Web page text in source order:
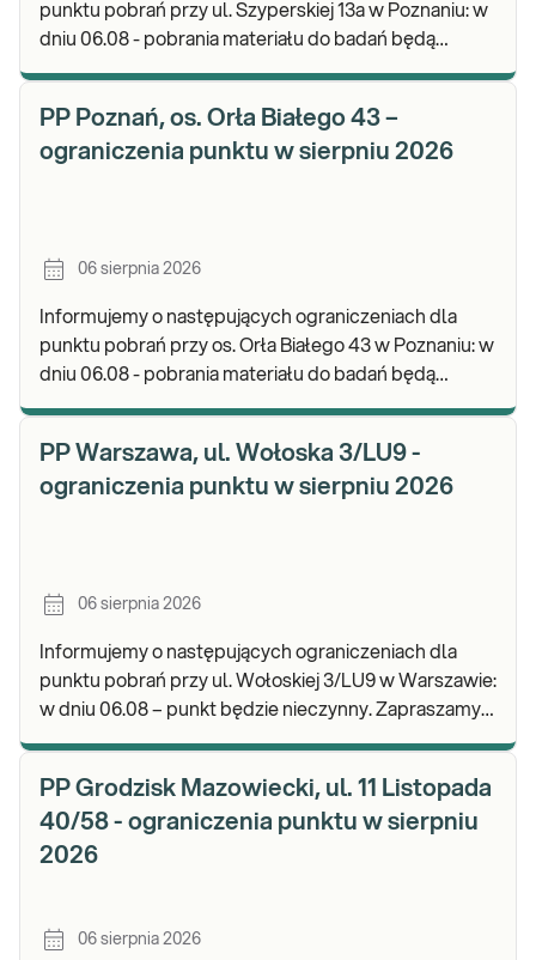
punktu pobrań przy ul. Szyperskiej 13a w Poznaniu: w
dniu 06.08 - pobrania materiału do badań będą
PP Poznań, os. Orła Białego 43 –
ograniczenia punktu w sierpniu 2026
06 sierpnia 2026
Informujemy o następujących ograniczeniach dla
punktu pobrań przy os. Orła Białego 43 w Poznaniu: w
dniu 06.08 - pobrania materiału do badań będą
PP Warszawa, ul. Wołoska 3/LU9 -
ograniczenia punktu w sierpniu 2026
06 sierpnia 2026
Informujemy o następujących ograniczeniach dla
punktu pobrań przy ul. Wołoskiej 3/LU9 w Warszawie:
w dniu 06.08 – punkt będzie nieczynny. Zapraszamy
PP Grodzisk Mazowiecki, ul. 11 Listopada
40/58 - ograniczenia punktu w sierpniu
2026
06 sierpnia 2026